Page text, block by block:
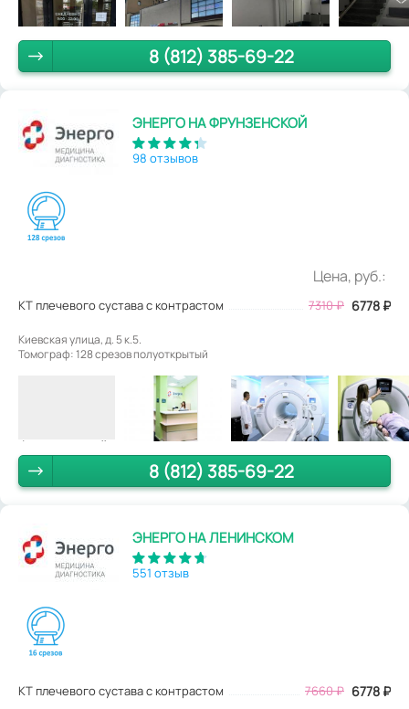
8 (812) 385-69-22
ЭНЕРГО НА ФРУНЗЕНСКОЙ
98 отзывов
Цена, руб.:
КТ плечевого сустава с контрастом 7310₽ 6778 ₽
Киевская улица, д. 5 к.5.
Томограф: 128 срезов полуоткрытый
8 (812) 385-69-22
ЭНЕРГО НА ЛЕНИНСКОМ
551 отзыв
КТ плечевого сустава с контрастом 7660₽ 6778 ₽